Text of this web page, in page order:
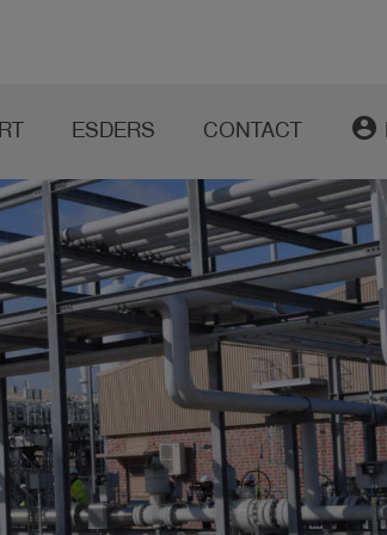
ESDERS CONTACT account_circle